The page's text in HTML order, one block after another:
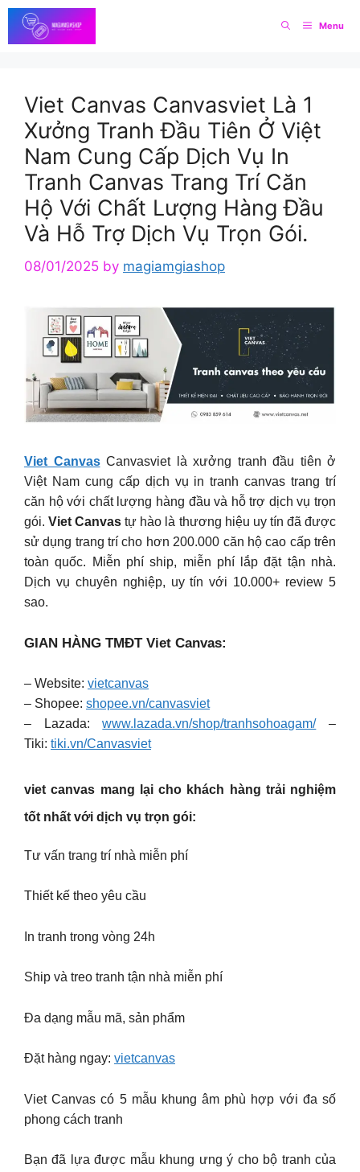
Skip
to
content
Menu
Viet Canvas Canvasviet Là 1
Xưởng Tranh Đầu Tiên Ở Việt
Nam Cung Cấp Dịch Vụ In
Tranh Canvas Trang Trí Căn
Hộ Với Chất Lượng Hàng Đầu
Và Hỗ Trợ Dịch Vụ Trọn Gói.
08/01/2025 by magiamgiashop
Viet CanvasCanvasviet là xưởng tranh đầu tiên ở
Việt Nam cung cấp dịch vụ in tranh canvas trang trí
căn hộ với chất lượng hàng đầu và hỗ trợ dịch vụ trọn
gói.Viet Canvas tự hào là thương hiệu uy tín đã được
sử dụng trang trí cho hơn 200.000 căn hộ cao cấp trên
toàn quốc. Miễn phí ship, miễn phí lắp đặt tận nhà.
Dịch vụ chuyên nghiệp, uy tín với 10.000+ review 5
sao.
GIAN HÀNG TMĐT Viet Canvas:
– Website: vietcanvas
– Shopee: shopee.vn/canvasviet
– Lazada:www.lazada.vn/shop/tranhsohoagam/–
Tiki: tiki.vn/Canvasviet
viet canvas mang lại cho khách hàng trải nghiệm
tốt nhất với dịch vụ trọn gói:
Tư vấn trang trí nhà miễn phí
Thiết kế theo yêu cầu
In tranh trong vòng 24h
Ship và treo tranh tận nhà miễn phí
Đa dạng mẫu mã, sản phẩm
Đặt hàng ngay: vietcanvas
Viet Canvas có 5 mẫu khung âm phù hợp với đa số
phong cách tranh
Bạn đã lựa được mẫu khung ưng ý cho bộ tranh của